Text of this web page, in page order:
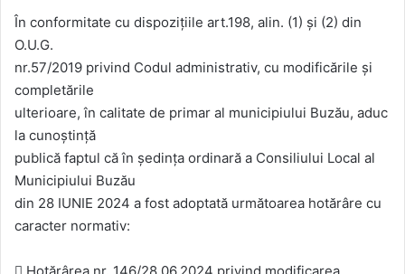
În conformitate cu dispoziţiile art.198, alin. (1) și (2) din
O.U.G.
nr.57/2019 privind Codul administrativ, cu modificările și
completările
ulterioare, în calitate de primar al municipiului Buzău, aduc
la cunoștință
publică faptul că în ședința ordinară a Consiliului Local al
Municipiului Buzău
din 28 IUNIE 2024 a fost adoptată următoarea hotărâre cu
caracter normativ: